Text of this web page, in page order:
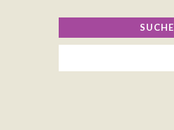
SUCHE